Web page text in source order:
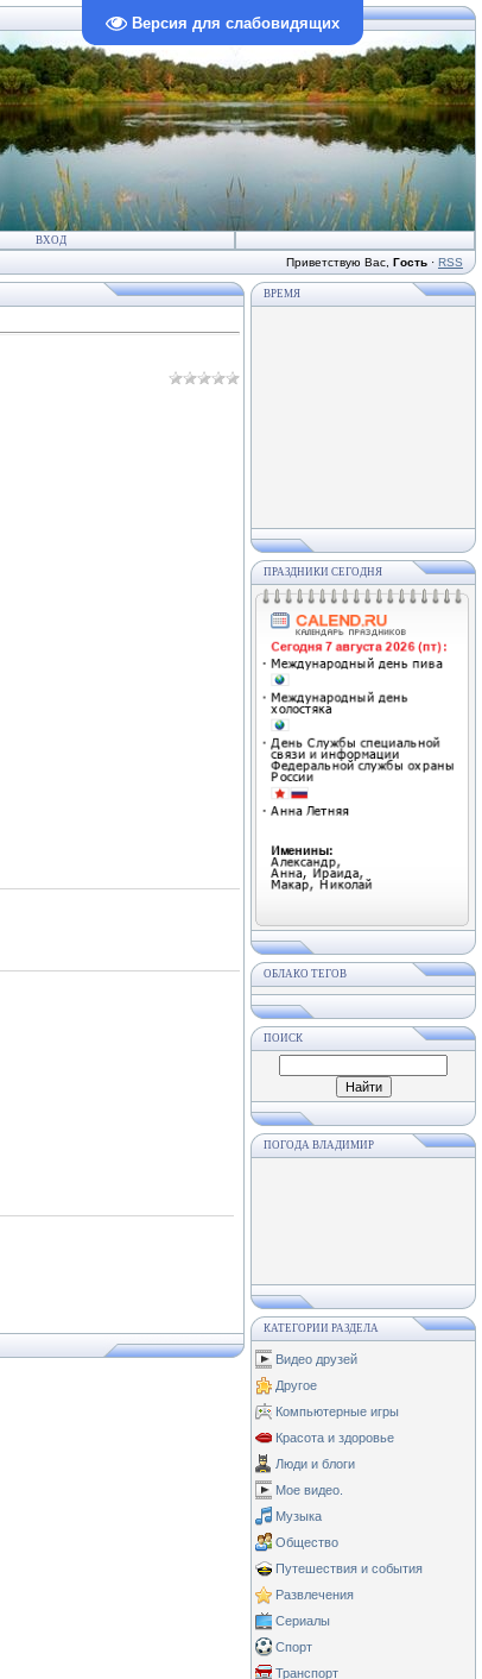
Версия для слабовидящих
ВХОД
Приветствую Вас Гость · RSS
ВРЕМЯ
ПРАЗДНИКИ СЕГОДНЯ
ОБЛАКО ТЕГОВ
ПОИСК
ПОГОДА ВЛАДИМИР
КАТЕГОРИИ РАЗДЕЛА
Видео друзей
Другое
Компьютерные игры
Красота и здоровье
Люди и блоги
Мое видео.
Музыка
Общество
Путешествия и события
Развлечения
Сериалы
Спорт
Транспорт